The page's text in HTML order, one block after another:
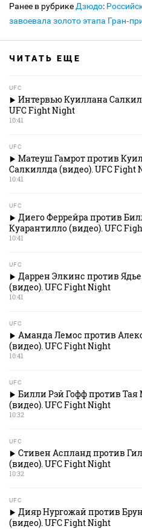
Ранее в рубрике Дзюдо:
завоевала золото этапа
ЧИТАТЬ ЕЩЕ
UFC
Интервью Куиллана
UFC Fight Night
10:41
UFC
Матеуш Гамрот против
Салкиллда (видео). UFC Fight
10:41
UFC
Диего Феррейра против
Куарантилло (видео). UFC
10:41
UFC
Даррен Элкинс против
(видео). UFC Fight Night
10:41
UFC
Аманда Лемос против
(видео). UFC Fight Night
10:41
UFC
Билли Рэй Гофф против
(видео). UFC Fight Night
10:32
UFC
Стивен Аспланд против
(видео). UFC Fight Night
10:32
UFC
Дияр Нургожай против
(видео). UFC Fight Night